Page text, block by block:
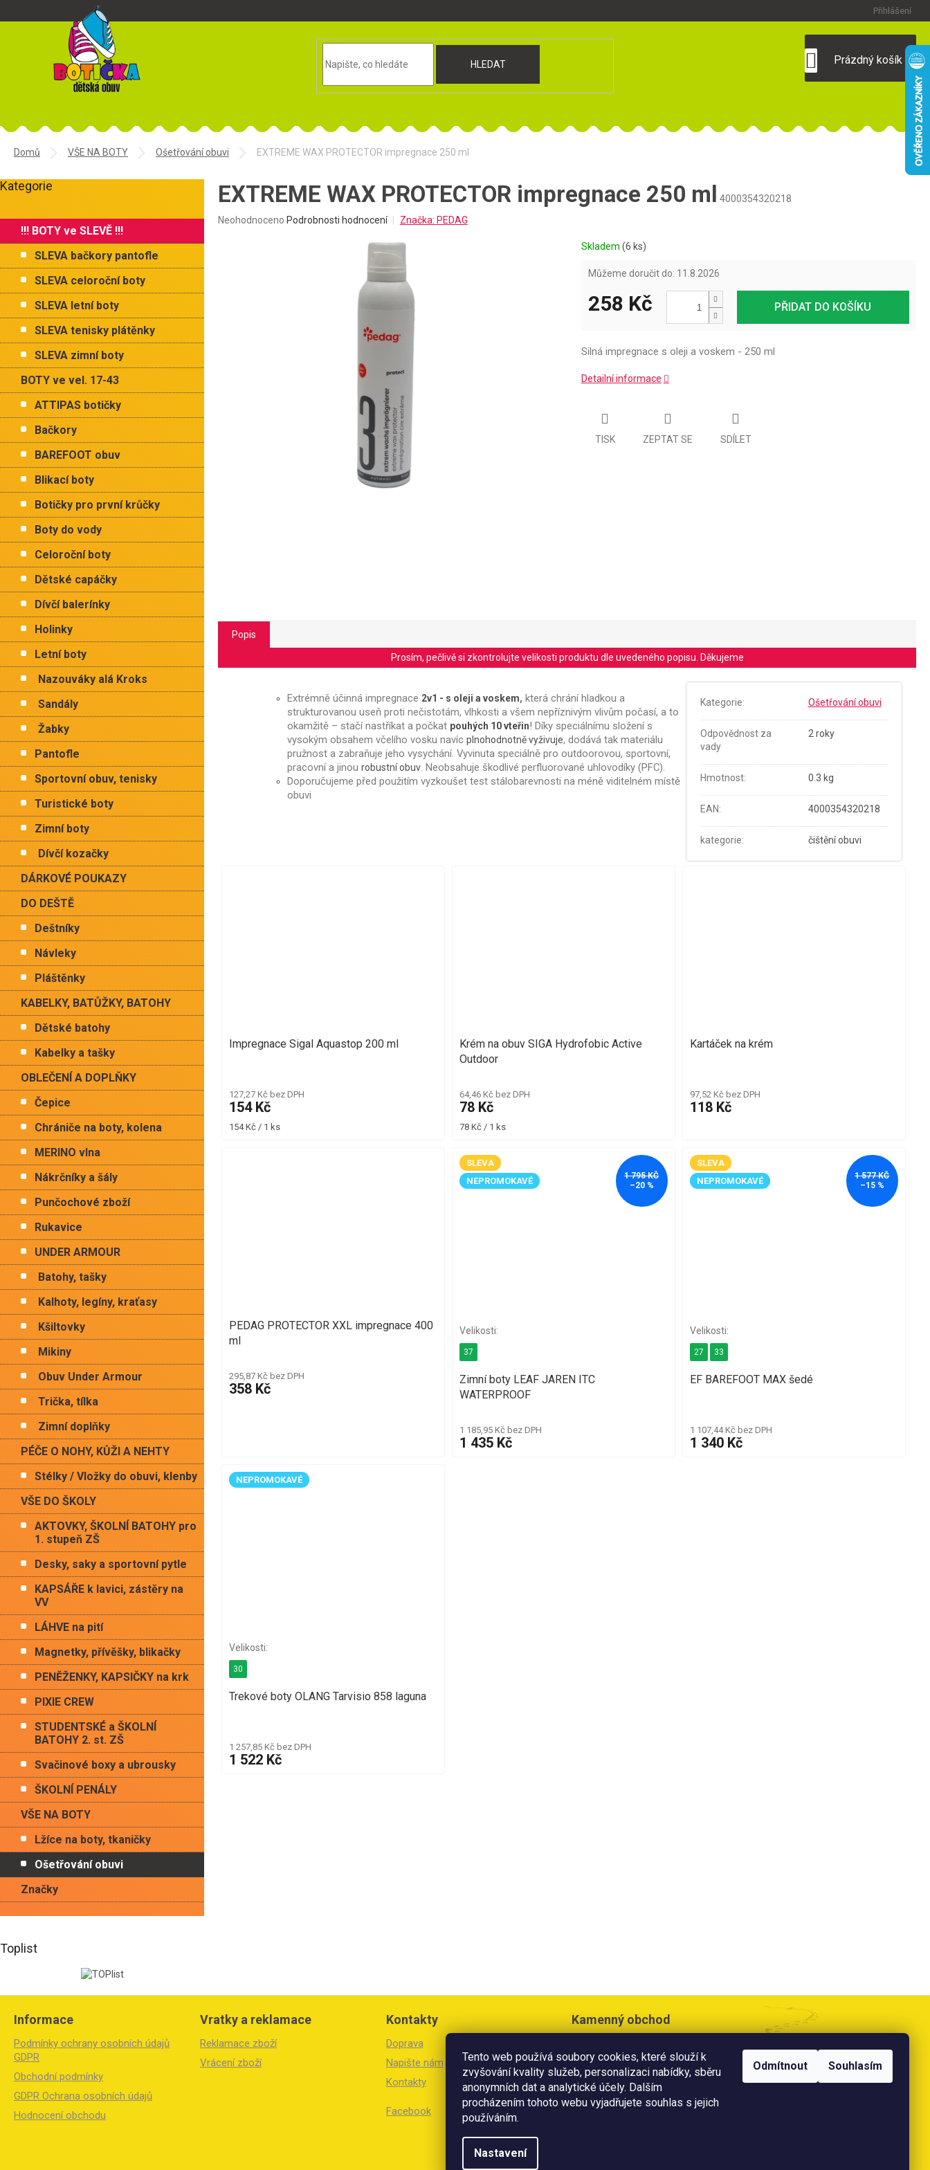
Tento web používá soubory cookies, které slouží k
zvyšování kvality služeb, personalizaci nabídky, sběru
anonymních dat a analytické účely. Dalším
procházením tohoto webu vyjadřujete souhlas s jejich
používáním.
Nastavení
Odmítnout Souhlasím
Přihlášení
HLEDAT
KOŠÍK
Prázdný košík
Domů VŠE NA BOTY Ošetřování obuvi EXTREME WAX PROTECTOR impregnace 250 ml
o
t
n
í
n
l
Přeskočit
Kategorie
!!! BOTY ve SLEVĚ !!!
SLEVA bačkory pantofle
SLEVA celoroční boty
SLEVA letní boty
SLEVA tenisky plátěnky
SLEVA zimní boty
BOTY ve vel. 17-43
ATTIPAS botičky
Bačkory
BAREFOOT obuv
Blikací boty
Botičky pro první krůčky
Boty do vody
Celoroční boty
Dětské capáčky
Dívčí balerínky
Holinky
Letní boty
Nazouváky alá Kroks
Sandály
Žabky
Pantofle
Sportovní obuv, tenisky
Turistické boty
Zimní boty
Dívčí kozačky
DÁRKOVÉ POUKAZY
DO DEŠTĚ
Deštníky
Návleky
Pláštěnky
KABELKY, BATŮŽKY, BATOHY
Dětské batohy
Kabelky a tašky
OBLEČENÍ A DOPLŇKY
Čepice
Chrániče na boty, kolena
MERINO vlna
Nákrčníky a šály
Punčochové zboží
Rukavice
UNDER ARMOUR
Batohy, tašky
Kalhoty, legíny, kraťasy
Kšiltovky
Mikiny
Obuv Under Armour
Trička, tílka
Zimní doplňky
PÉČE O NOHY, KŮŽI A NEHTY
Stélky / Vložky do obuvi, klenby
VŠE DO ŠKOLY
AKTOVKY, ŠKOLNÍ BATOHY pro
1. stupeň ZŠ
Desky, saky a sportovní pytle
KAPSÁŘE k lavici, zástěry na
VV
LÁHVE na pití
Magnetky, přívěšky, blikačky
PENĚŽENKY, KAPSIČKY na krk
PIXIE CREW
STUDENTSKÉ a ŠKOLNÍ
BATOHY 2. st. ZŠ
Svačinové boxy a ubrousky
ŠKOLNÍ PENÁLY
VŠE NA BOTY
Lžíce na boty, tkaničky
Ošetřování obuvi
Značky
Toplist
EXTREME WAX PROTECTOR impregnace 250 ml 4000354320218
Průměrné
Neohodnoceno Podrobnosti hodnocení Značka: PEDAG
Skladem (6 ks)
Můžeme doručit do: 11.8.2026
PŘIDAT DO KOŠÍKU
258 Kč
Silná impregnace s oleji a voskem - 250 ml
Detailní informace
TISK ZEPTAT SE SDÍLET
Popis
Prosím, pečlivě si zkontrolujte velikosti produktu dle uvedeného popisu. Děkujeme
Extrémně účinná impregnace 2v1 - s oleji a voskem, která chrání hladkou a
strukturovanou useň proti nečistotám, vlhkosti a všem nepříznivým vlivům počasí, a to
okamžitě – stačí nastříkat a počkat pouhých 10 vteřin! Díky speciálnímu složení s
vysokým obsahem včelího vosku navíc plnohodnotně vyživuje, dodává tak materiálu
pružnost a zabraňuje jeho vysychání. Vyvinuta speciálně pro outdoorovou, sportovní,
pracovní a jinou robustní obuv. Neobsahuje škodlivé perfluorované uhlovodíky (PFC).
Doporučujeme před použitím vyzkoušet test stálobarevnosti na méně viditelném místě
obuvi
Kategorie: Ošetřování obuvi
Odpovědnost za
vady
2 roky
Hmotnost: 0.3 kg
EAN: 4000354320218
kategorie: čištění obuvi
Impregnace Sigal Aquastop 200 ml
127,27 Kč bez DPH
154 Kč
Měrná
154 Kč / 1 ks
Krém na obuv SIGA Hydrofobic Active
Outdoor
64,46 Kč bez DPH
78 Kč
Měrná
78 Kč / 1 ks
Kartáček na krém
97,52 Kč bez DPH
118 Kč
PEDAG PROTECTOR XXL impregnace 400
ml
295,87 Kč bez DPH
358 Kč
SLEVA
NEPROMOKAVÉ
1 795 KČ
–20 %
Zimní boty LEAF JAREN ITC
WATERPROOF
1 185,95 Kč bez DPH
1 435 Kč
37
SLEVA
NEPROMOKAVÉ
1 577 KČ
–15 %
EF BAREFOOT MAX šedé
1 107,44 Kč bez DPH
1 340 Kč
27 33
NEPROMOKAVÉ
Trekové boty OLANG Tarvisio 858 laguna
1 257,85 Kč bez DPH
1 522 Kč
30
Z
Informace
Podmínky ochrany osobních údajů
GDPR
Obchodní podmínky
GDPR Ochrana osobních údajů
Hodnocení obchodu
Vratky a reklamace
Reklamace zboží
Vrácení zboží
Kontakty
Doprava
Napište nám
Kontakty
Facebook
Kamenný obchod
Litoměřice
Otevírací doba:
Po-Pá: 8:30 - 17:00 hod